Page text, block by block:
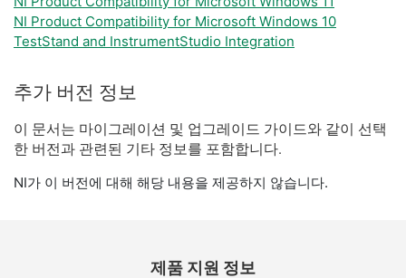
NI Product Compatibility for Microsoft Windows 10
TestStand and InstrumentStudio Integration
추가 버전 정보
이 문서는 마이그레이션 및 업그레이드 가이드와 같이 선택
한 버전과 관련된 기타 정보를 포함합니다.
NI가 이 버전에 대해 해당 내용을 제공하지 않습니다.
제품 지원 정보